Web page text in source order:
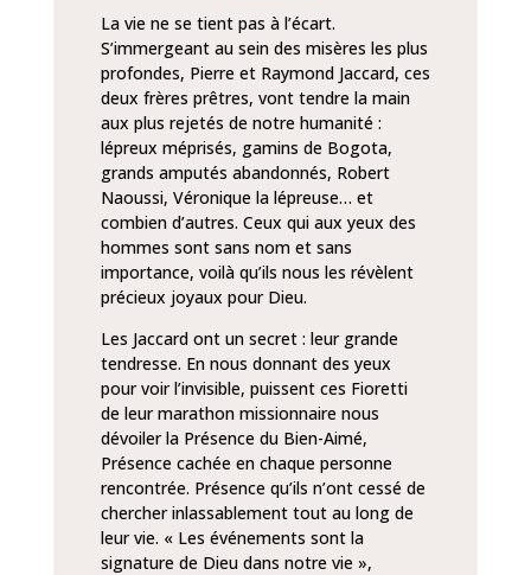
La vie ne se tient pas à l’écart.
S’immergeant au sein des misères les plus
profondes, Pierre et Raymond Jaccard, ces
deux frères prêtres, vont tendre la main
aux plus rejetés de notre humanité :
lépreux méprisés, gamins de Bogota,
grands amputés abandonnés, Robert
Naoussi, Véronique la lépreuse… et
combien d’autres. Ceux qui aux yeux des
hommes sont sans nom et sans
importance, voilà qu’ils nous les révèlent
précieux joyaux pour Dieu.
Les Jaccard ont un secret : leur grande
tendresse. En nous donnant des yeux
pour voir l’invisible, puissent ces Fioretti
de leur marathon missionnaire nous
dévoiler la Présence du Bien-Aimé,
Présence cachée en chaque personne
rencontrée. Présence qu’ils n’ont cessé de
chercher inlassablement tout au long de
leur vie. « Les événements sont la
signature de Dieu dans notre vie »,